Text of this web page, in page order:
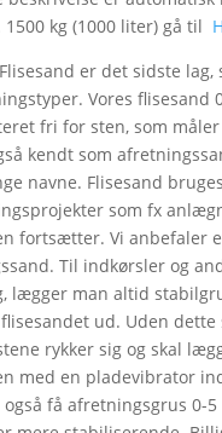
kg (1000 liter) gå til
er det sidste
Vores flisesand
fri for sten, som
kendt som
navne. Flisesand
som fx
fortsætter. Vi anbefaler
Til indkørsler og
lægger man altid
ud. Uden
rykker sig og skal
med en pladevibrator
få afretningsgrus 0-